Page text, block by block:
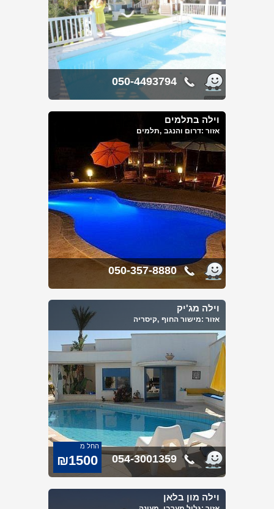
050-4493794
050-357-8880
וילה בתלמים
אזור :דרום והנגב ,תלמים
החל מ
₪1500 054-3001359
וילה מג'יק
אזור :מישור החוף ,קיסריה
וילה מון בלאן